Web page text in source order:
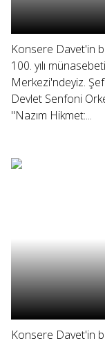
Konsere Davet'in
100. yılı
Merkezi'ndeyiz.
Devlet Senfoni
"Nazım Hikmet:...
Konsere Davet'in